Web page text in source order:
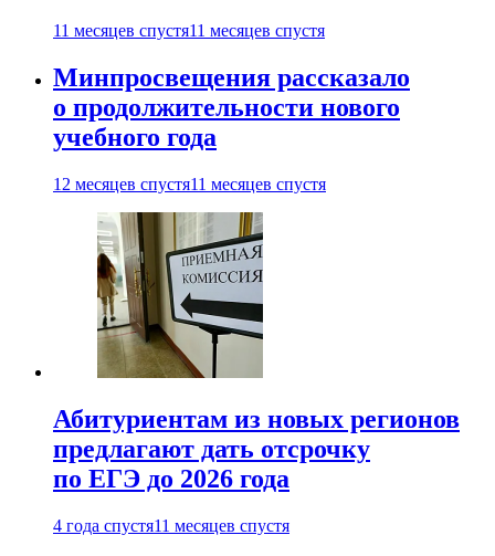
11 месяцев спустя11 месяцев спустя
Минпросвещения рассказало
о продолжительности нового
учебного года
12 месяцев спустя11 месяцев спустя
Абитуриентам из новых регионов
предлагают дать отсрочку
по ЕГЭ до 2026 года
4 года спустя11 месяцев спустя